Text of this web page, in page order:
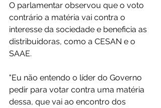
O parlamentar observou que o voto
contrário a matéria vai contra o
interesse da sociedade e beneficia as
distribuidoras, como a CESAN e o
SAAE.
"Eu não entendo o líder do Governo
pedir para votar contra uma matéria
dessa, que vai ao encontro dos